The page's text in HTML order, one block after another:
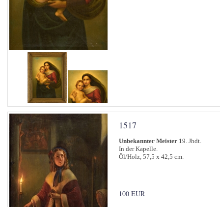
1517
Unbekannter Meister 19. Jhdt.
In der Kapelle.
Öl/Holz, 57,5 x 42,5 cm.
100 EUR